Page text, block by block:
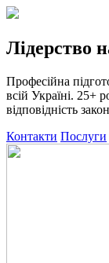
Лідерство
Професійна
всій Україні. 25+
відповідність
Контакти Послуги